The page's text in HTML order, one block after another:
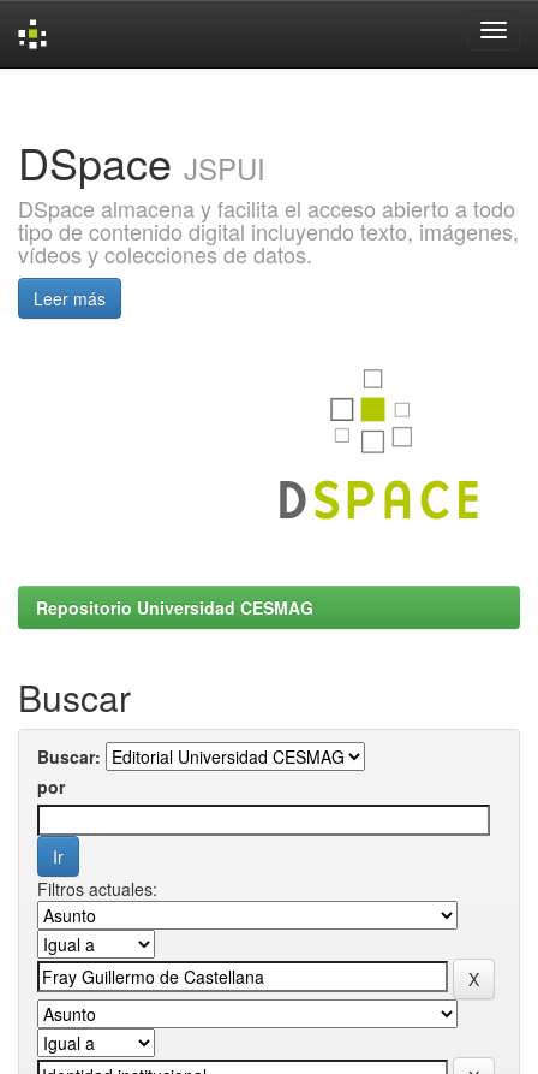
DSpace JSPUI
DSpace almacena y facilita el acceso abierto a todo
tipo de contenido digital incluyendo texto, imágenes,
vídeos y colecciones de datos.
Leer más
Repositorio Universidad CESMAG
Buscar
Buscar:
por
Filtros actuales: